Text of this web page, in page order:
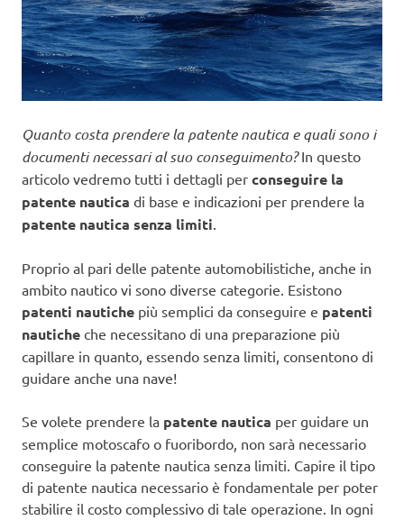
Quanto costa prendere la patente nautica e quali sono i
documenti necessari al suo conseguimento?In questo
articolo vedremo tutti i dettagli per conseguire la
patente nautica di base e indicazioni per prendere la
patente nautica senza limiti.
Proprio al pari delle patente automobilistiche, anche in
ambito nautico vi sono diverse categorie. Esistono
patenti nautiche più semplici da conseguire e patenti
nautiche che necessitano di una preparazione più
capillare in quanto, essendo senza limiti, consentono di
guidare anche una nave!
Se volete prendere la patente nautica per guidare un
semplice motoscafo o fuoribordo, non sarà necessario
conseguire la patente nautica senza limiti. Capire il tipo
di patente nautica necessario è fondamentale per poter
stabilire il costo complessivo di tale operazione. In ogni